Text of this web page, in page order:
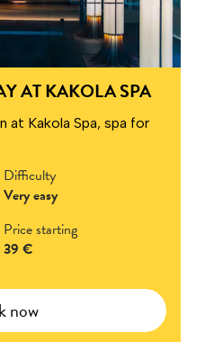
AT KAKOLA SPA
at Kakola Spa, spa for
Difficulty
Very easy
Price starting
39 €
now